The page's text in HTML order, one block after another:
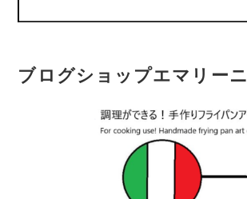
ブログショップエマリーニ